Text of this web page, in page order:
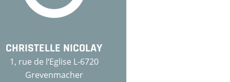
CHRISTELLE NICOLAY
1, rue de l‘Eglise L-6720
Grevenmacher